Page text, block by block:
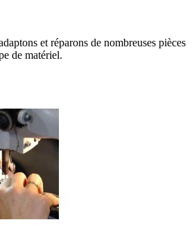
et réparons de nombreuses pièces
de matériel.